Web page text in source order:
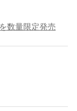
数量限定発売